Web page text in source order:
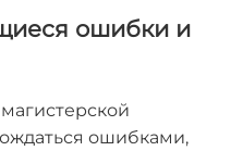
ошибки и
ошибками,